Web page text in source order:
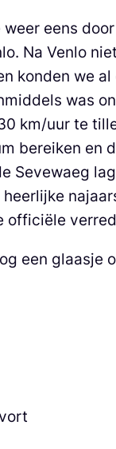
eens
Na Venlo
konden we
was
km/uur te
bereiken en
Sevewaeg
een glaasje